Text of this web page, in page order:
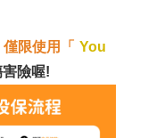
僅限使用「 You
險喔!